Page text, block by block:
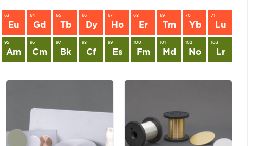
63
Eu
64
Gd
65
Tb
66
Dy
67
Ho
68
Er
69
Tm
70
Yb
71
Lu
95
Am
96
Cm
97
Bk
98
Cf
99
Es
100
Fm
101
Md
102
No
103
Lr